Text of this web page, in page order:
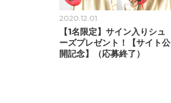
2020.12.01
【1名限定】サイン入りシュ
ーズプレゼント！【サイト公
開記念】（応募終了）